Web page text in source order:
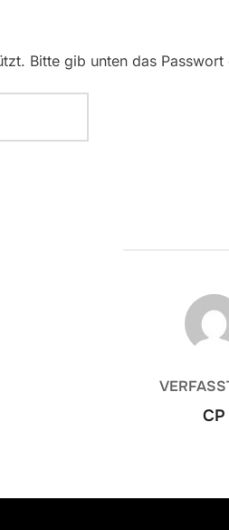
Bitte gib unten das
CP